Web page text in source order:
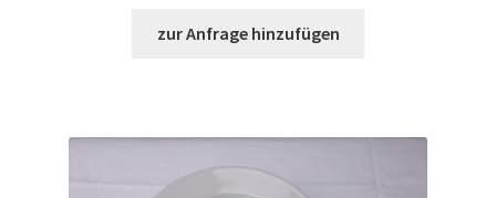
zur Anfrage hinzufügen